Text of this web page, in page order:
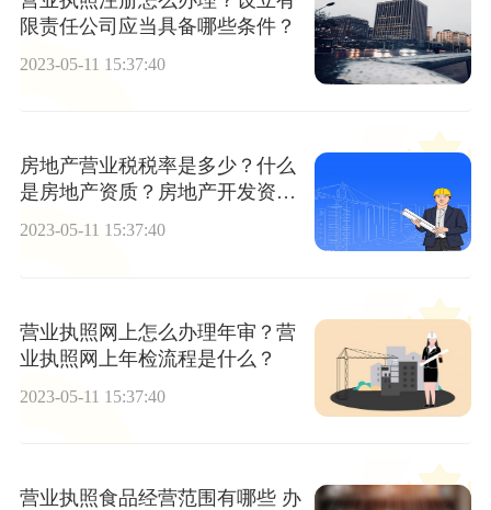
限责任公司应当具备哪些条件？
2023-05-11 15:37:40
房地产营业税税率是多少？什么
是房地产资质？房地产开发资质
证书办理流程是怎样的？
2023-05-11 15:37:40
营业执照网上怎么办理年审？营
业执照网上年检流程是什么？
2023-05-11 15:37:40
营业执照食品经营范围有哪些 办